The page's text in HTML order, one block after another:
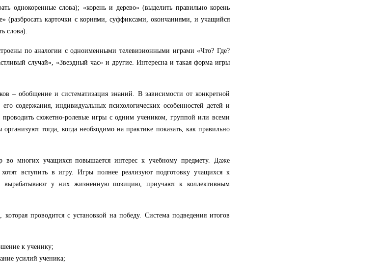
однокоренные слова); «корень и дерево» (выделить правильно корень
(разбросать карточки с корнями, суффиксами, окончаниями, и учащийся
слова).
по аналогии с одноименными телевизионными играми «Что? Где?
случай», «Звездный час» и другие. Интересна и такая форма игры
– обобщение и систематизация знаний. В зависимости от конкретной
его содержания, индивидуальных психологических особенностей детей и
сюжетно-ролевые игры с одним учеником, группой или всеми
тогда, когда необходимо на практике показать, как правильно
во многих учащихся повышается интерес к учебному предмету. Даже
вступить в игру. Игры полнее реализуют подготовку учащихся к
вырабатывают у них жизненную позицию, приучают к коллективным
которая проводится с установкой на победу. Система подведения итогов
к ученику;
усилий ученика;